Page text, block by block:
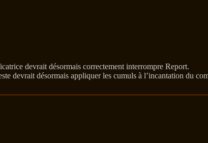
devrait désormais correctement interrompre Report.
devrait désormais appliquer les cumuls à l’incantation du